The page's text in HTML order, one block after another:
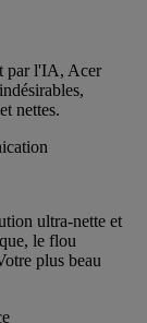
par l'IA, Acer
nettes.
ultra-nette et
le flou
plus beau